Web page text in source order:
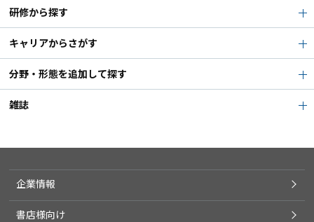
研修から探す
キャリアからさがす
分野・形態を追加して探す
雑誌
企業情報
書店様向け